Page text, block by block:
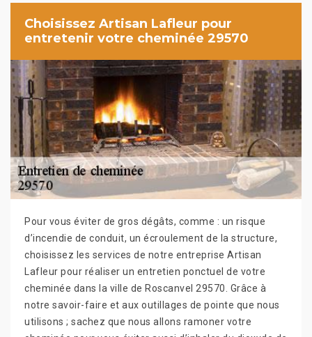
Choisissez Artisan Lafleur pour
entretenir votre cheminée 29570
Pour vous éviter de gros dégâts, comme : un risque
d’incendie de conduit, un écroulement de la structure,
choisissez les services de notre entreprise Artisan
Lafleur pour réaliser un entretien ponctuel de votre
cheminée dans la ville de Roscanvel 29570. Grâce à
notre savoir-faire et aux outillages de pointe que nous
utilisons ; sachez que nous allons ramoner votre